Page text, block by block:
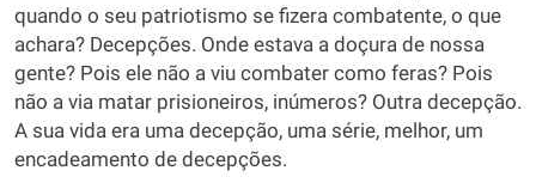
quando o seu patriotismo se fizera combatente, o que
achara? Decepções. Onde estava a doçura de nossa
gente? Pois ele não a viu combater como feras? Pois
não a via matar prisioneiros, inúmeros? Outra decepção.
A sua vida era uma decepção, uma série, melhor, um
encadeamento de decepções.